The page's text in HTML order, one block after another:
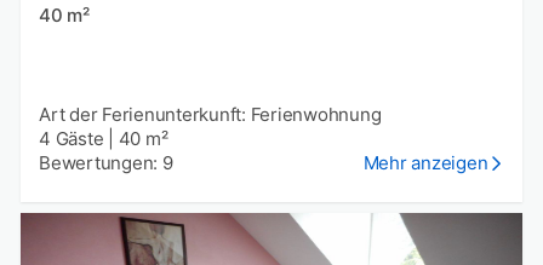
40 m²
Art der Ferienunterkunft: Ferienwohnung
4 Gäste
40 m²
Bewertungen: 9
Mehr anzeigen